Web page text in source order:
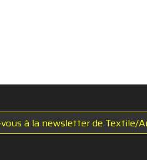
à la newsletter de Textile/